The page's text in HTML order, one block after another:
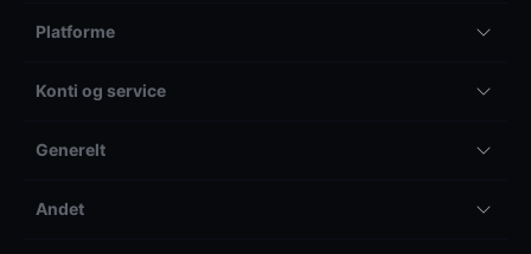
Platforme
Konti og service
Generelt
Andet